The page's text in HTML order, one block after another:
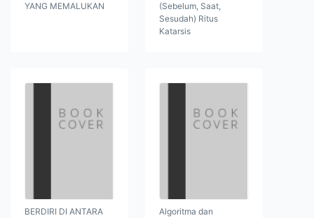
YANG MEMALUKAN
(Sebelum, Saat,
Sesudah) Ritus
Katarsis
BERDIRI DI ANTARA
Algoritma dan